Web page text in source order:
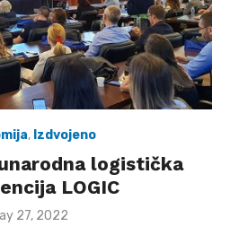
, Izdvojeno
logistička
LOGIC
27, 2022